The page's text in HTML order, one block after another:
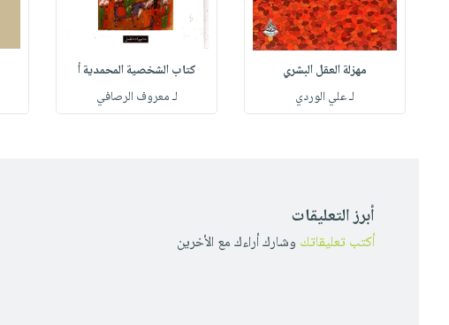
مهزلة العقل البشري
لـ علي الوردي
كتاب الشخصية المحمدية أ
لـ معروف الرصافي
أبرز التعليقات
أكتب تعليقاتك وشارك أراءك مع الأخرين